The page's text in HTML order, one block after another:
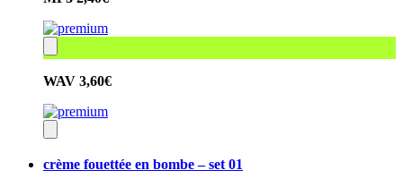
WAV 3,60€
crème fouettée en bombe – set 01